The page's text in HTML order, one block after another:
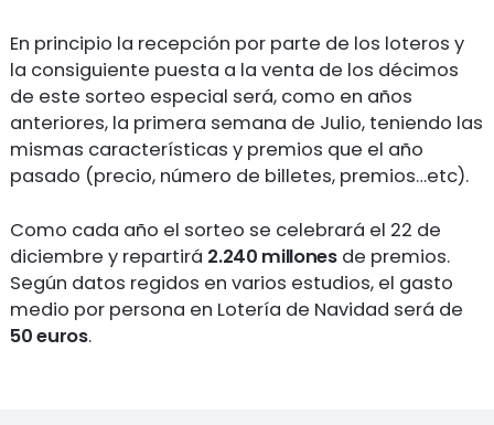
En principio la recepción por parte de los loteros y
la consiguiente puesta a la venta de los décimos
de este sorteo especial será, como en años
anteriores, la primera semana de Julio, teniendo las
mismas características y premios que el año
pasado (precio, número de billetes, premios…etc).
Como cada año el sorteo se celebrará el 22 de
diciembre y repartirá 2.240 millonesde premios.
Según datos regidos en varios estudios, el gasto
medio por persona en Lotería de Navidad será de
50 euros.